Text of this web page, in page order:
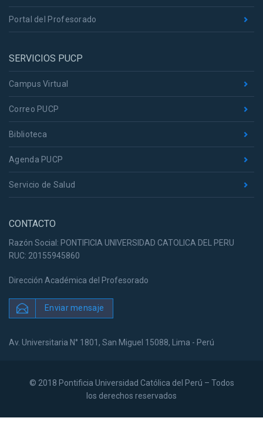
Portal del Profesorado
SERVICIOS PUCP
Campus Virtual
Correo PUCP
Biblioteca
Agenda PUCP
Servicio de Salud
CONTACTO
Razón Social: PONTIFICIA UNIVERSIDAD CATOLICA DEL PERU
RUC: 20155945860
Dirección Académica del Profesorado
Enviar mensaje
Av. Universitaria N° 1801, San Miguel 15088, Lima - Perú
© 2018 Pontificia Universidad Católica del Perú – Todos
los derechos reservados